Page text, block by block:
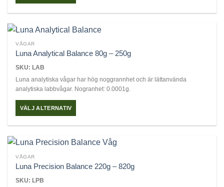
produkten
har
flera
De
olika
alternativen
kan
VÅGAR
Luna Analytical Balance 80g – 250g
SKU: LAB
Luna analytiska vågar har hög noggrannhet och är lättanvända
analytiska labbvågar. Nogranhet: 0.0001g.
VÄLJ ALTERNATIV
produkten
har
flera
De
VÅGAR
Luna Precision Balance 220g – 820g
SKU: LPB